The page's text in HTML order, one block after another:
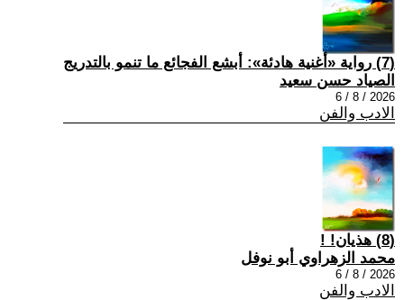
(7) رواية «أغنية هادئة»: أبشع الفجائع ما تنمو بالتدريج
الصياد حسن سعيد
2026 / 8 / 6
الادب والفن
(8) هذيان! !
محمد الزهراوي أبو نوفل
2026 / 8 / 6
الادب والفن